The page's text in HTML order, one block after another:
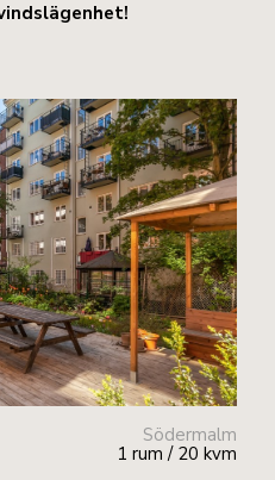
Södermalm
1 rum / 20 kvm